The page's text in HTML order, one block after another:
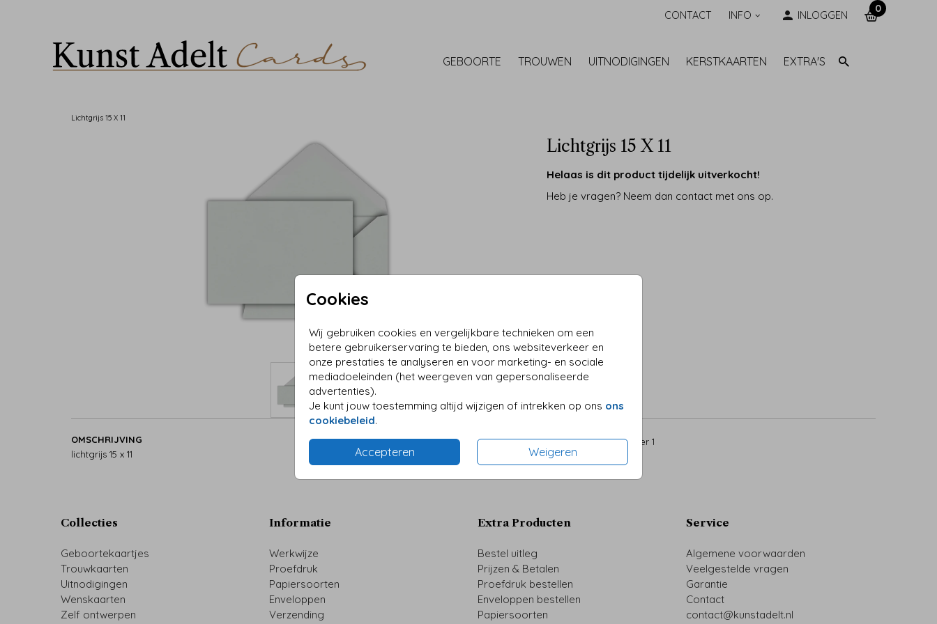
CONTACT INFO INLOGGEN
0
GEBOORTE TROUWEN UITNODIGINGEN KERSTKAARTEN EXTRA'S
Cookies
Wij gebruiken cookies en vergelijkbare technieken om een
betere gebruikerservaring te bieden, ons websiteverkeer en
onze prestaties te analyseren en voor marketing- en sociale
mediadoeleinden (het weergeven van gepersonaliseerde
advertenties).
Je kunt jouw toestemming altijd wijzigen of intrekken op ons ons
cookiebeleid.
Accepteren Weigeren
Lichtgrijs 15 X 11
Lichtgrijs 15 X 11
Helaas is dit product tijdelijk uitverkocht!
Heb je vragen? Neem dan contact met ons op.
OMSCHRIJVING
lichtgrijs 15 x 11
Prijs:€ 0,41 per 1
Collecties
Geboortekaartjes
Trouwkaarten
Uitnodigingen
Wenskaarten
Zelf ontwerpen
Informatie
Werkwijze
Proefdruk
Papiersoorten
Enveloppen
Verzending
Extra Producten
Bestel uitleg
Prijzen & Betalen
Proefdruk bestellen
Enveloppen bestellen
Papiersoorten
Service
Algemene voorwaarden
Veelgestelde vragen
Garantie
Contact
contact@kunstadelt.nl